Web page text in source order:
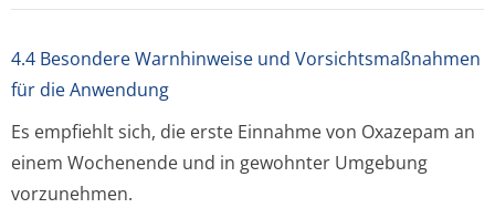
4.4 Besondere Warnhinweise und Vorsichtsmaßnahmen
für die Anwendung
Es empfiehlt sich, die erste Einnahme von Oxazepam an
einem Wochenende und in gewohnter Umgebung
vorzunehmen.